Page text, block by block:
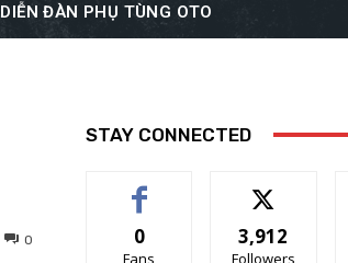
DIỄN ĐÀN PHỤ TÙNG OTO
0
STAY CONNECTED
0
Fans
3,912
Followers